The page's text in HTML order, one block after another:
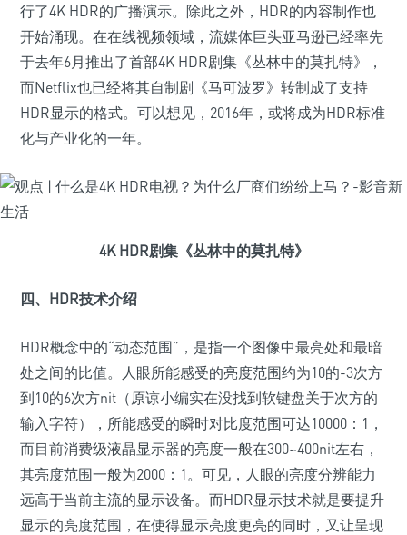
行了4K HDR的广播演示。除此之外，HDR的内容制作也
开始涌现。在在线视频领域，流媒体巨头亚马逊已经率先
于去年6月推出了首部4K HDR剧集《丛林中的莫扎特》，
而Netflix也已经将其自制剧《马可波罗》转制成了支持
HDR显示的格式。可以想见，2016年，或将成为HDR标准
化与产业化的一年。
4K HDR剧集《丛林中的莫扎特》
四、HDR技术介绍
HDR概念中的“动态范围”，是指一个图像中最亮处和最暗
处之间的比值。人眼所能感受的亮度范围约为10的-3次方
到10的6次方nit（原谅小编实在没找到软键盘关于次方的
输入字符），所能感受的瞬时对比度范围可达10000：1，
而目前消费级液晶显示器的亮度一般在300~400nit左右，
其亮度范围一般为2000：1。可见，人眼的亮度分辨能力
远高于当前主流的显示设备。而HDR显示技术就是要提升
显示的亮度范围，在使得显示亮度更亮的同时，又让呈现